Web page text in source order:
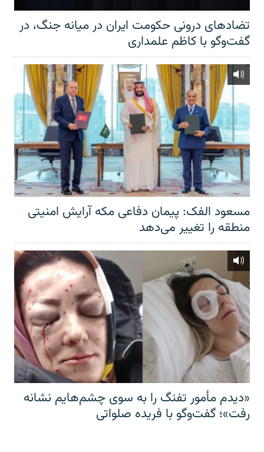
تضادهای درونی حکومت ایران در میانه جنگ، در
گفت‌‌وگو با کاظم علمداری
مسعود الفک: پیمان دفاعی مکه آرایش امنیتی
منطقه را تغییر می‌دهد
«دیدم مأمور تفنگ را به سوی چشم‌هایم نشانه
رفت»؛ گفت‌و‌گو با فریده صلواتی